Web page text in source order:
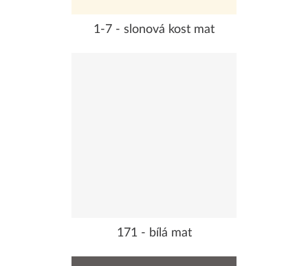
1-7 - slonová kost mat
171 - bílá mat